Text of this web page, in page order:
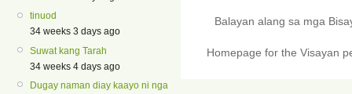
tinuod
34 weeks 3 days ago
Suwat kang Tarah
34 weeks 4 days ago
Dugay naman diay kaayo ni nga
Balayan alang sa mga
Homepage for the Visayan